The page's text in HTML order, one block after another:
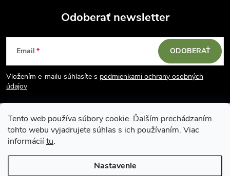
Tento web používa súbory cookie. Ďalším prechádzaním
tohto webu vyjadrujete súhlas s ich používaním. Viac
informáciítu.
Nastavenie
c
i
e
p
r
v
Z
á
p
ä
Odoberať newsletter
Email
Vložením e-mailu súhlasíte s podmienkami ochrany osobných
údajov
ODOBERAŤ